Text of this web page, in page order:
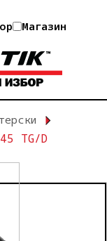
Магазин
TG/D